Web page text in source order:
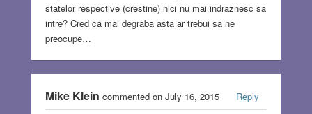
statelor respective (crestine) nici nu mai indraznesc sa
intre? Cred ca mai degraba asta ar trebui sa ne
preocupe…
Mike Klein commented on July 16, 2015
Reply